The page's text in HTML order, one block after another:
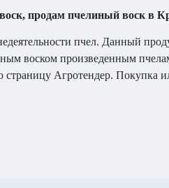
продам пчелиный воск в
пчел. Данный
воском произведенным
Агротендер. Покупка